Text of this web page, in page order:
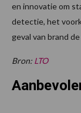
en innovatie om
detectie, het
geval van brand
Bron: LTO